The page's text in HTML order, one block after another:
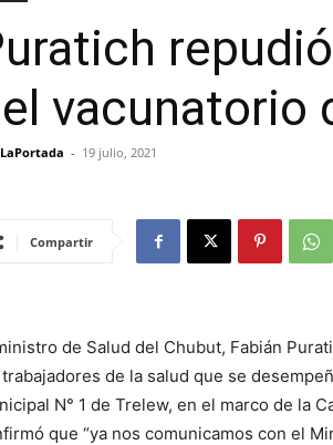
vacunatorio
LaPortada - 19 julio, 2021
Compartir
de Salud del Chubut, Fabián
de la salud que se
N° 1 de Trelew, en el marco de la
que “ya nos comunicamos con el